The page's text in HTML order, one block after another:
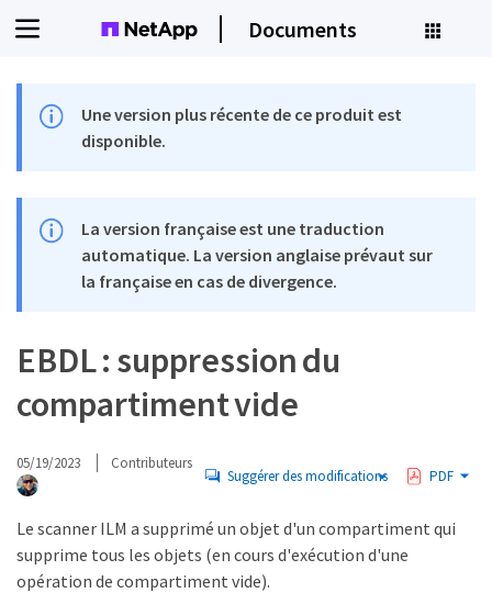
Documents
Une version plus récente de ce produit est
disponible.
La version française est une traduction
automatique. La version anglaise prévaut sur
la française en cas de divergence.
EBDL : suppression du
compartiment vide
05/19/2023 Contributeurs
Suggérer des modifications PDF
Le scanner ILM a supprimé un objet d'un compartiment qui
supprime tous les objets (en cours d'exécution d'une
opération de compartiment vide).